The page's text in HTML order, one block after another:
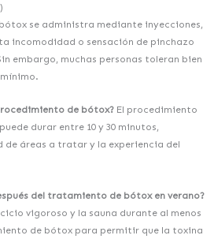
se administra mediante inyecciones,
incomodidad o sensación de pinchazo
embargo, muchas personas toleran bien
de bótox? El procedimiento
durar entre 10 y 30 minutos,
de áreas a tratar y la experiencia del
del tratamiento de bótox en verano?
vigoroso y la sauna durante al menos
de bótox para permitir que la toxina